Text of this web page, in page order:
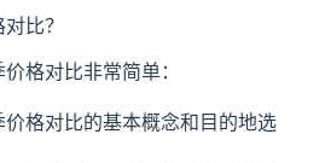
比？
格对比非常简单：
格对比的基本概念和目的地选